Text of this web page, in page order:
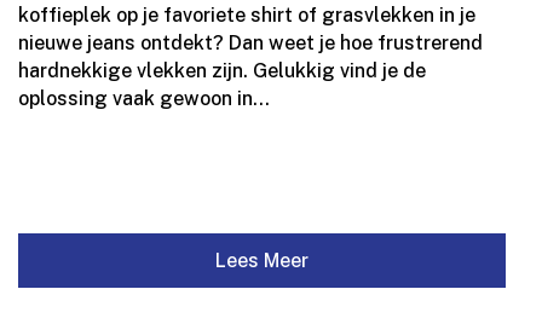
koffieplek op je favoriete shirt of grasvlekken in je
nieuwe jeans ontdekt? Dan weet je hoe frustrerend
hardnekkige vlekken zijn.​ Gelukkig vind je de
oplossing vaak gewoon in...
Lees Meer